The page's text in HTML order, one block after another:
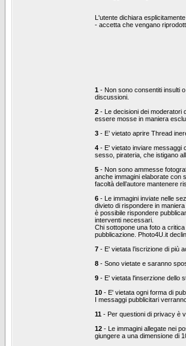
L'utente dichiara
- accetta che vengano
1 - Non sono consentiti insulti
discussioni.
2 - Le decisioni dei moderatori
essere mosse in maniera
3 - E’ vietato aprire Thread
4 - E' vietato inviare messaggi
sesso, pirateria, che istigano
5 - Non sono ammesse
anche immagini elaborate con
facoltà dell’autore mantenere
6 - Le immagini inviate nelle
divieto di rispondere in
è possibile rispondere
interventi necessari.
Chi sottopone una foto a
pubblicazione. Photo4U.it
7 - E' vietata l’iscrizione di più
8 - Sono vietate e saranno
9 - E' vietata l'inserzione dello
10 - E' vietata ogni forma di
I messaggi pubblicitari
11 - Per questioni di privacy è
12 - Le immagini allegate nei
giungere a una dimensione di